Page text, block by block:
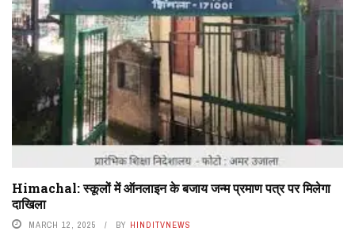
Himachal: स्कूलों में ऑनलाइन के बजाय जन्म प्रमाण पत्र पर मिलेगा
दाखिला
MARCH 12, 2025 BY HINDITVNEWS